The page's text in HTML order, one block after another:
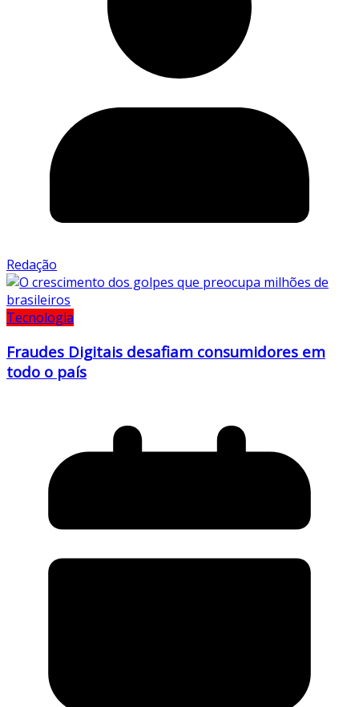
Redação
Tecnologia
Fraudes Digitais desafiam consumidores em
todo o país